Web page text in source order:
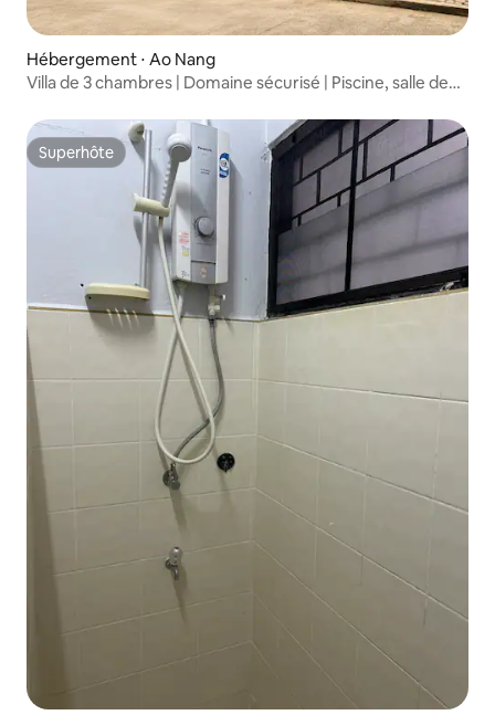
Hébergement ⋅ Ao Nang
Villa de 3 chambres | Domaine sécurisé | Piscine, salle de
Superhôte
Superhôte